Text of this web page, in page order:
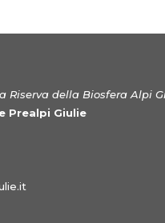
Riserva della Biosfera Alpi
Prealpi Giulie